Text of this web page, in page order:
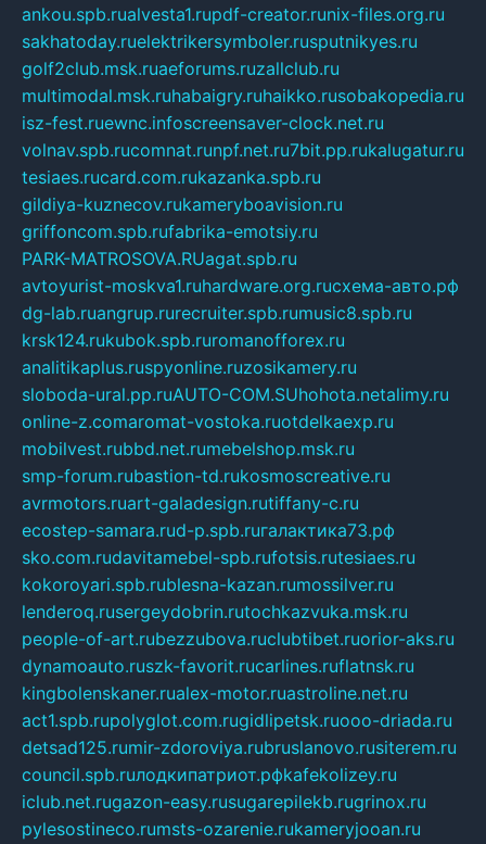
ankou.spb.rualvesta1.rupdf-creator.runix-files.org.ru
sakhatoday.ruelektrikersymboler.rusputnikyes.ru
golf2club.msk.ruaeforums.ruzallclub.ru
multimodal.msk.ruhabaigry.ruhaikko.rusobakopedia.ru
isz-fest.ruewnc.infoscreensaver-clock.net.ru
volnav.spb.rucomnat.runpf.net.ru7bit.pp.rukalugatur.ru
tesiaes.rucard.com.rukazanka.spb.ru
gildiya-kuznecov.rukameryboavision.ru
griffoncom.spb.rufabrika-emotsiy.ru
PARK-MATROSOVA.RUagat.spb.ru
avtoyurist-moskva1.ruhardware.org.ruсхема-авто.рф
dg-lab.ruangrup.rurecruiter.spb.rumusic8.spb.ru
krsk124.rukubok.spb.ruromanofforex.ru
analitikaplus.ruspyonline.ruzosikamery.ru
sloboda-ural.pp.ruAUTO-COM.SUhohota.netalimy.ru
online-z.comaromat-vostoka.ruotdelkaexp.ru
mobilvest.rubbd.net.rumebelshop.msk.ru
smp-forum.rubastion-td.rukosmoscreative.ru
avrmotors.ruart-galadesign.rutiffany-c.ru
ecostep-samara.rud-p.spb.ruгалактика73.рф
sko.com.rudavitamebel-spb.rufotsis.rutesiaes.ru
kokoroyari.spb.rublesna-kazan.rumossilver.ru
lenderoq.rusergeydobrin.rutochkazvuka.msk.ru
people-of-art.rubezzubova.ruclubtibet.ruorior-aks.ru
dynamoauto.ruszk-favorit.rucarlines.ruflatnsk.ru
kingbolenskaner.rualex-motor.ruastroline.net.ru
act1.spb.rupolyglot.com.rugidlipetsk.ruooo-driada.ru
detsad125.rumir-zdoroviya.rubruslanovo.rusiterem.ru
council.spb.ruлодкипатриот.рфkafekolizey.ru
iclub.net.rugazon-easy.rusugarepilekb.rugrinox.ru
pylesostineco.rumsts-ozarenie.rukameryjooan.ru